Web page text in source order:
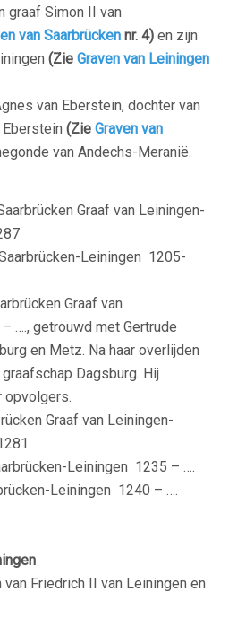
graaf Simon II van
van Saarbrücken nr. 4) en zijn
(Zie Graven van Leiningen
van Eberstein, dochter van
Eberstein (Zie Graven van
van Andechs-Meranië.
Graaf van Leiningen-
Leiningen 1205-
Graaf van
…., getrouwd met Gertrude
en Metz. Na haar overlijden
Dagsburg. Hij
opvolgers.
Graaf van Leiningen-
Leiningen 1235 – ….
Leiningen 1240 – ….
Friedrich II van Leiningen en